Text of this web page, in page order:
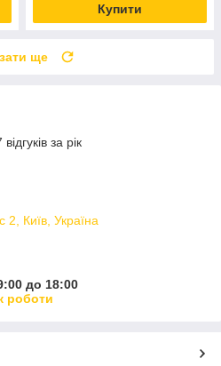
Купити
ще
за рік
Київ, Україна
до 18:00
роботи